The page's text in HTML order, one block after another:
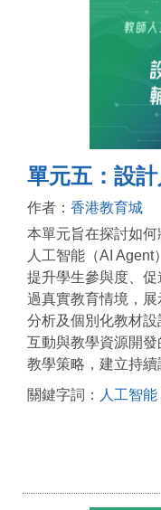
單元五：設
作者： 香港教育城
本單元旨在探討如
人工智能（AI
提升學生參與度、
過真實教育情境，
分析及個別化教材
互動與教學資源開
教學策略，建立持續
關鍵字詞： 人工智能